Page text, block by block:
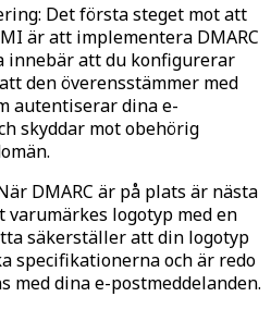
Det första steget mot att
är att implementera DMARC
innebär att du konfigurerar
den överensstämmer med
autentiserar dina e-
skyddar mot obehörig
DMARC är på plats är nästa
logotyp med en
säkerställer att din logotyp
specifikationerna och är redo
med dina e-postmeddelanden.